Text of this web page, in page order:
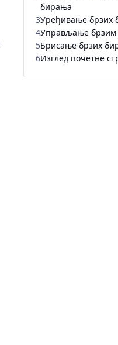
бирања
3Уређивање брзих
4Управљање
5Брисање брзих
6Изглед почетне